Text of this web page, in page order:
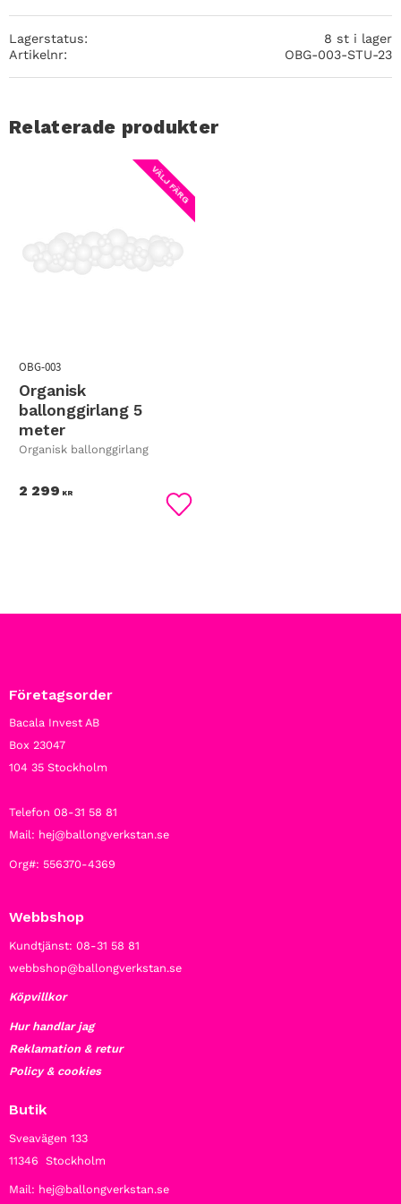
Lagerstatus
8 st i lager
Artikelnr
OBG-003-STU-23
Relaterade produkter
Organisk
ballonggirlang 5
meter
Organisk ballonggirlang
OBG-003
2 299 KR
VÄLJ FÄRG
Lägg till i favoriter
Företagsorder
Bacala Invest AB
Box 23047
104 35 Stockholm
Telefon 08-31 58 81
Mail: hej@ballongverkstan.se
Org#: 556370-4369
Webbshop
Kundtjänst: 08-31 58 81
webbshop@ballongverkstan.se
Köpvillkor
Hur handlar jag
Reklamation & retur
Policy & cookies
Butik
Sveavägen 133
11346 Stockholm
Mail: hej@ballongverkstan.se